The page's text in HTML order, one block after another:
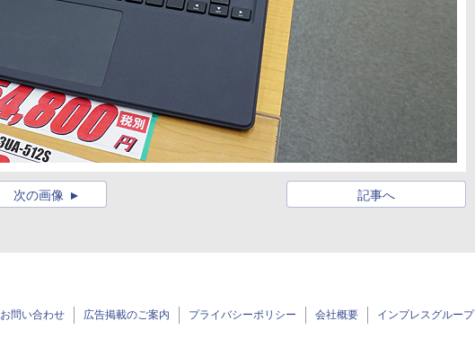
記事へ
次の画像
お問い合わせ 広告掲載のご案内 プライバシーポリシー 会社概要 インプレスグループ